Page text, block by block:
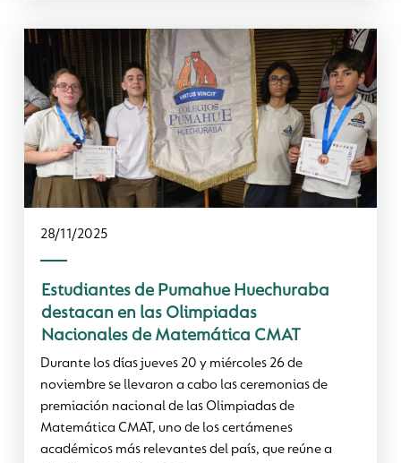
28/11/2025
Estudiantes de Pumahue Huechuraba
destacan en las Olimpiadas
Nacionales de Matemática CMAT
Durante los días jueves 20 y miércoles 26 de
noviembre se llevaron a cabo las ceremonias de
premiación nacional de las Olimpiadas de
Matemática CMAT, uno de los certámenes
académicos más relevantes del país, que reúne a